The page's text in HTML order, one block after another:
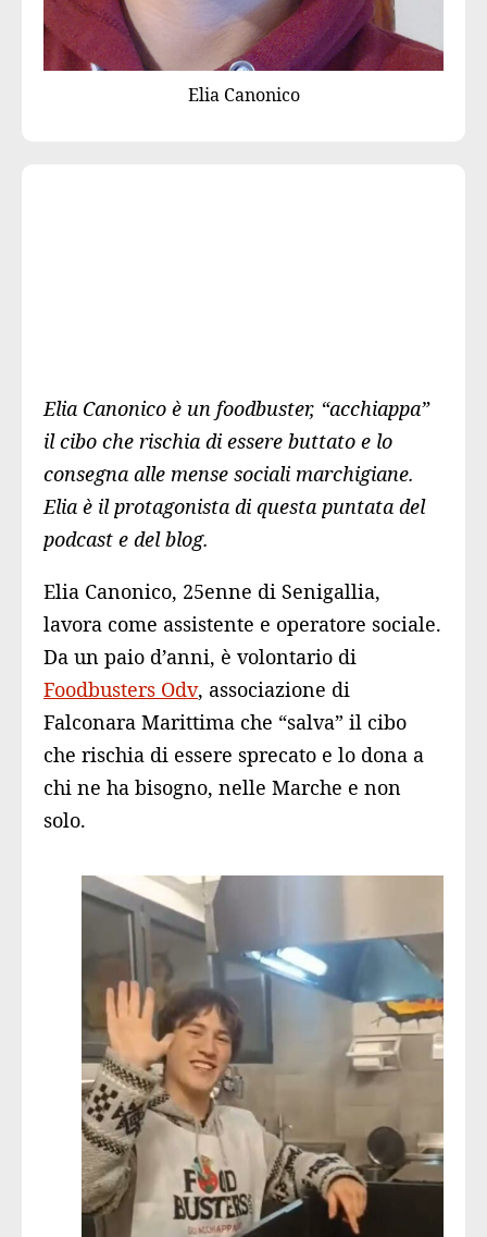
Elia Canonico
Elia Canonico è un foodbuster, “acchiappa”
il cibo che rischia di essere buttato e lo
consegna alle mense sociali marchigiane.
Elia è il protagonista di questa puntata del
podcast e del blog.
Elia Canonico, 25enne di Senigallia,
lavora come assistente e operatore sociale.
Da un paio d’anni, è volontario di
Foodbusters Odv, associazione di
Falconara Marittima che “salva” il cibo
che rischia di essere sprecato e lo dona a
chi ne ha bisogno, nelle Marche e non
solo.